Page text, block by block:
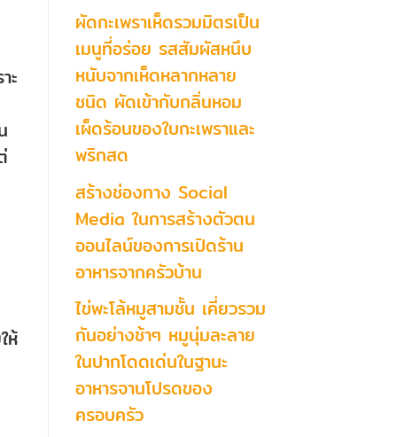
ะ
ห้
ผัดกะเพราเห็ดรวมมิตรเป็น
เมนูที่อร่อย รสสัมผัสหนึบ
หนับจากเห็ดหลากหลาย
ชนิด ผัดเข้ากับกลิ่นหอม
เผ็ดร้อนของใบกะเพราและ
พริกสด
สร้างช่องทาง Social
Media ในการสร้างตัวตน
ออนไลน์ของการเปิดร้าน
อาหารจากครัวบ้าน
ไข่พะโล้หมูสามชั้น เคี่ยวรวม
กันอย่างช้าๆ หมูนุ่มละลาย
ในปากโดดเด่นในฐานะ
อาหารจานโปรดของ
ครอบครัว